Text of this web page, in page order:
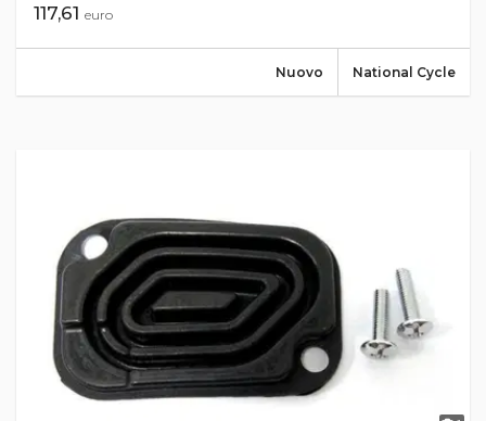
117,61 euro
National Cycle
Nuovo